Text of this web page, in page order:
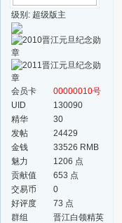
级别: 超级版主
会员卡
00000010号
UID
130090
精华
30
发帖
24429
金钱
33526 RMB
魅力
1206 点
贡献值
653 点
交易币
0
好评度
73 点
群组
晋江白领精英